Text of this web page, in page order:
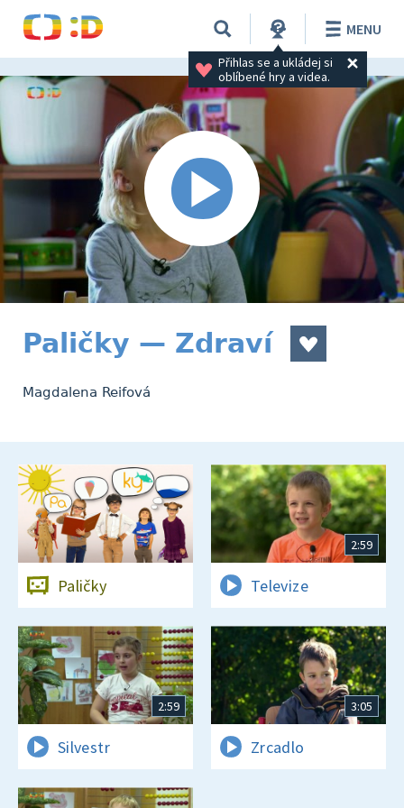
Přihlas se a ukládej si
oblíbené hry a videa.
MENU
Paličky — Zdraví
Magdalena Reifová
Paličky
2:59
Televize
2:59
Silvestr
3:05
Zrcadlo